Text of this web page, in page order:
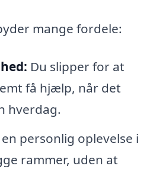
mange fordele:
Du slipper for at
få hjælp, når det
hverdag.
personlig oplevelse i
rammer, uden at